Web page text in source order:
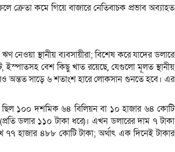
ক্রেতা কমে গিয়ে বাজারে নেতিবাচক প্রভাব অব্যাহত
স্থানীয় ব্যবসায়ীরা; বিশেষ করে যাদের ডলারে
ইস্পাতসহ বেশ কিছু খাত রয়েছে, যেগুলো মূলত স্থানীয়
অন্তত সাড়ে ৬ শতাংশ হারে লোকসান গুনতে হবে। এর
ছিল ১০০ দশমিক ৬৪ বিলিয়ন বা ১০ হাজার ৬৪ কোটি
ডলার ১১০ টাকা ধরে)। এখন ডলারের দাম ৭ টাকা
৭৭ হাজার ৪৮৮ কোটি টাকা; অর্থাৎ এক দিনেই টাকার